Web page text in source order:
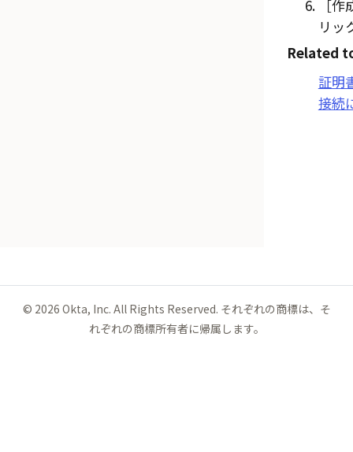
作
リッ
Related
証明
接続
© 2026 Okta, Inc. All Rights Reserved. それぞれの商標は、そ
れぞれの商標所有者に帰属します。